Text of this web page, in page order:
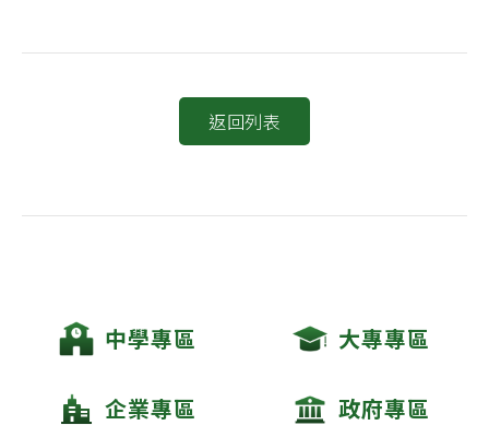
返回列表
中學專區 大專專區
企業專區 政府專區